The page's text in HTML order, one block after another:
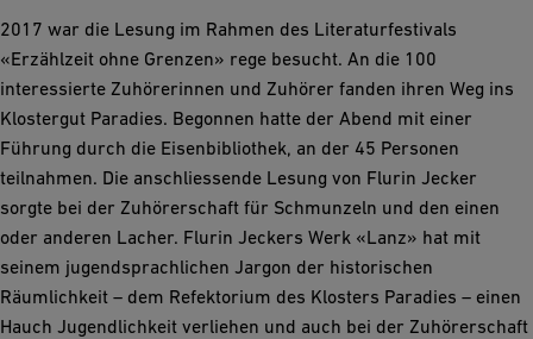
2017 war die Lesung im Rahmen des Literaturfestivals
«Erzählzeit ohne Grenzen» rege besucht. An die 100
interessierte Zuhörerinnen und Zuhörer fanden ihren Weg ins
Klostergut Paradies. Begonnen hatte der Abend mit einer
Führung durch die Eisenbibliothek, an der 45 Personen
teilnahmen. Die anschliessende Lesung von Flurin Jecker
sorgte bei der Zuhörerschaft für Schmunzeln und den einen
oder anderen Lacher. Flurin Jeckers Werk «Lanz» hat mit
seinem jugendsprachlichen Jargon der historischen
Räumlichkeit – dem Refektorium des Klosters Paradies – einen
Hauch Jugendlichkeit verliehen und auch bei der Zuhörerschaft